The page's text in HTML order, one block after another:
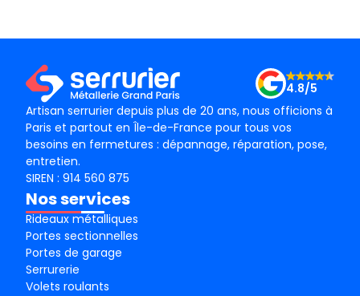
Artisan serrurier depuis plus de 20 ans, nous officions à
Paris et partout en Île-de-France pour tous vos
besoins en fermetures : dépannage, réparation, pose,
entretien.
4.8/5
SIREN : 914 560 875
Nos services
Rideaux métalliques
Portes sectionnelles
Portes de garage
Serrurerie
Volets roulants